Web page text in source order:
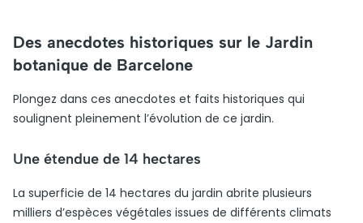
Des anecdotes historiques sur le Jardin
botanique de Barcelone
Plongez dans ces anecdotes et faits historiques qui
soulignent pleinement l’évolution de ce jardin.
Une étendue de 14 hectares
La superficie de 14 hectares du jardin abrite plusieurs
milliers d’espèces végétales issues de différents climats